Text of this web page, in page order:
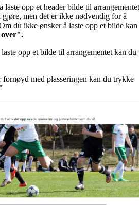
opp et header bilde til arrangementet
gjøre, men det er ikke nødvendig for å
du ikke ønsker å laste opp et bilde kan
opp et bilde til arrangementet kan du
med plasseringen kan du trykke